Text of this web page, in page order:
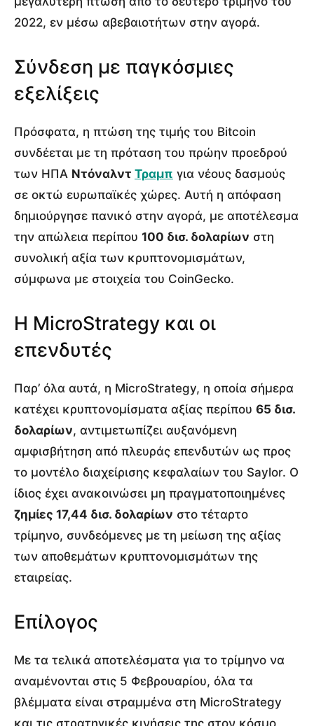
2022, εν μέσω αβεβαιοτήτων στην αγορά.
Σύνδεση με παγκόσμιες
εξελίξεις
Πρόσφατα, η πτώση της τιμής του Bitcoin
συνδέεται με τη πρόταση του πρώην προεδρού
των ΗΠΑ Ντόναλντ Τραμπ για νέους δασμούς
σε οκτώ ευρωπαϊκές χώρες. Αυτή η απόφαση
δημιούργησε πανικό στην αγορά, με αποτέλεσμα
την απώλεια περίπου 100 δισ. δολαρίων στη
συνολική αξία των κρυπτονομισμάτων,
σύμφωνα με στοιχεία του CoinGecko.
Η MicroStrategy και οι
επενδυτές
Παρ’ όλα αυτά, η MicroStrategy, η οποία σήμερα
κατέχει κρυπτονομίσματα αξίας περίπου 65 δισ.
δολαρίων, αντιμετωπίζει αυξανόμενη
αμφισβήτηση από πλευράς επενδυτών ως προς
το μοντέλο διαχείρισης κεφαλαίων του Saylor. Ο
ίδιος έχει ανακοινώσει μη πραγματοποιημένες
ζημίες 17,44 δισ. δολαρίων στο τέταρτο
τρίμηνο, συνδεόμενες με τη μείωση της αξίας
των αποθεμάτων κρυπτονομισμάτων της
εταιρείας.
Επίλογος
Με τα τελικά αποτελέσματα για το τρίμηνο να
αναμένονται στις 5 Φεβρουαρίου, όλα τα
βλέμματα είναι στραμμένα στη MicroStrategy
και τις στρατηγικές κινήσεις της στον κόσμο